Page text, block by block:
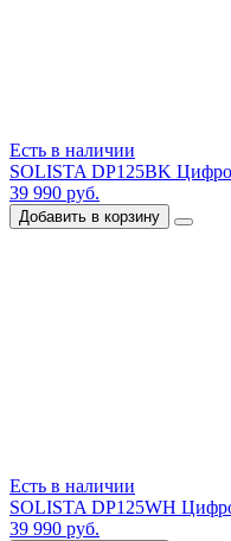
Есть в наличии
SOLISTA DP125BK
39 990 руб.
Добавить в корзину
Есть в наличии
SOLISTA DP125WH
39 990 руб.